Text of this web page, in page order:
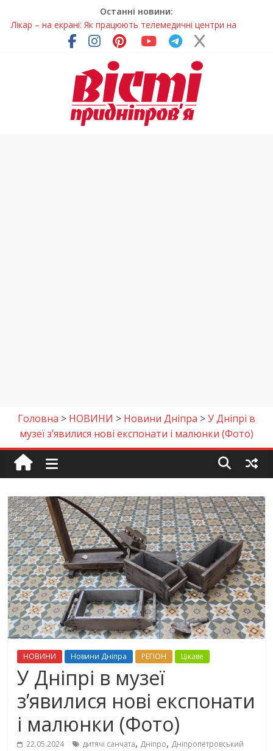
Останні новини:
Лікар – на екрані: Як працюють телемедичні центри на
Дніпропетровщині
У Дніпрі триває масштабна підготовка до опалювального
Пошуки тривають: на Дніпропетровщині досліджують місце
розташування легендарного монастиря (Фото)
Ветерани Дніпропетровщини отримують шанс на власне
Головна > НОВИНИ > Новини Дніпра >У Дніпрі в
музеї з’явилися нові експонати і малюнки (Фото)
НОВИНИ Новини Дніпра РЕГІОН Цікаве
У Дніпрі в музеї
з’явилися нові експонати
і малюнки (Фото)
22.05.2024 дитячі санчата, Дніпро, Дніпропетровський